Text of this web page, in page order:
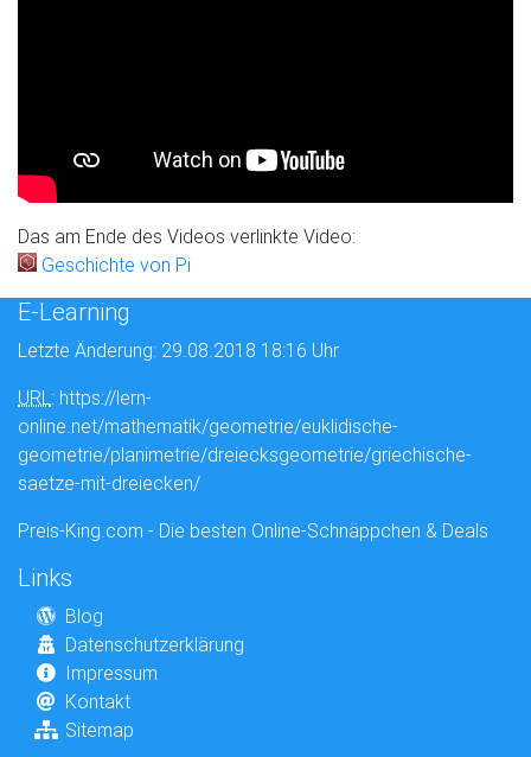
Das am Ende des Videos verlinkte Video:
Geschichte von Pi
E-Learning
Letzte Änderung: 29.08.2018 18:16 Uhr
URL: https://lern-
online.net/mathematik/geometrie/euklidische-
geometrie/planimetrie/dreiecksgeometrie/griechische-
saetze-mit-dreiecken/
Preis-King.com - Die besten Online-Schnäppchen & Deals
Links
Blog
Datenschutzerklärung
Impressum
Kontakt
Sitemap